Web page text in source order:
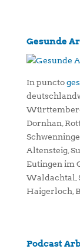
Gesunde
In puncto
Dornhan,
Altensteig,
Eutingen im
Waldachtal,
Haigerloch,
Podcast